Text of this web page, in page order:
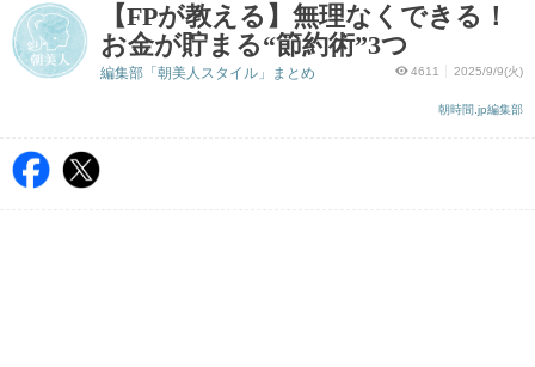
【FPが教える】無理なくできる！
お金が貯まる“節約術”3つ
4611 2025/9/9(火)
朝時間.jp編集部
編集部「朝美人スタイル」まとめ